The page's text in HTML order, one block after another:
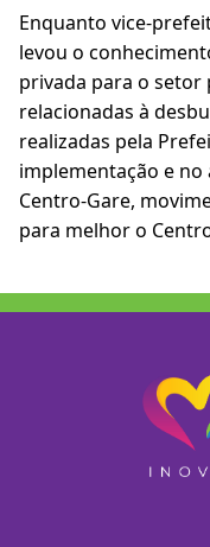
Enquanto vice-
levou o
privada para o setor
relacionadas à
realizadas pela
implementação e
Centro-Gare,
para melhor o